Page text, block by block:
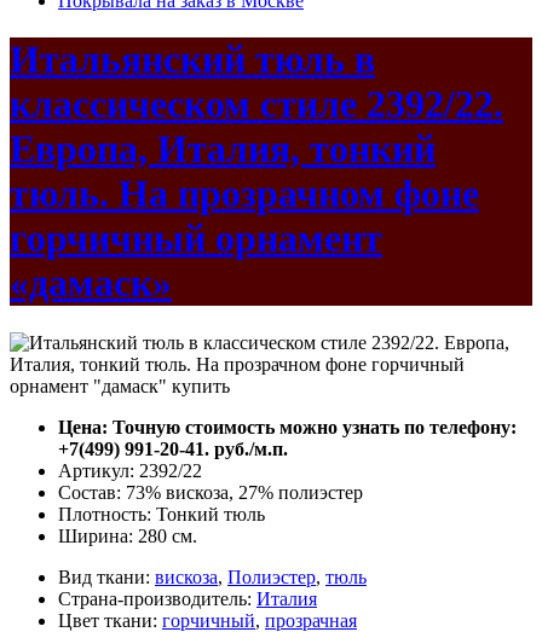
Итальянский тюль в
классическом стиле 2392/22.
Европа, Италия, тонкий
тюль. На прозрачном фоне
горчичный орнамент
«дамаск»
Цена: Точную стоимость можно узнать по телефону:
+7(499) 991-20-41. руб./м.п.
Артикул: 2392/22
Состав: 73% вискоза, 27% полиэстер
Плотность: Тонкий тюль
Ширина: 280 см.
Вид ткани: вискоза, Полиэстер, тюль
Страна-производитель: Италия
Цвет ткани: горчичный, прозрачная